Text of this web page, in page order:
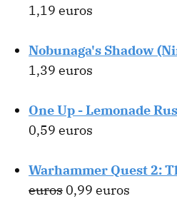
1,19 euros
Nobunaga's Shadow
1,39 euros
One Up - Lemonade
0,59 euros
Warhammer Quest 2:
euros 0,99 euros